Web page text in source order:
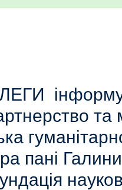
та
пані